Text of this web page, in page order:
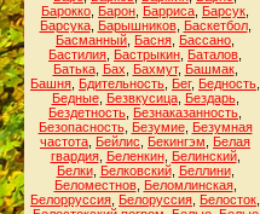
Барокко Барон Барриса Барсук
Барсука, Барышников, Баскетбол,
Басманный Басня Бассано
Бастилия Бастрыкин Баталов
Батька, Бах Бахмут, Башмак,
Башня Бдительность Бег, Бедность
Бедные, Безвкусица, Бездарь,
Бездетность Безнаказанность
Безопасность, Безумие, Безумная
частота Бейлис Бекингэм
Белая
гвардия, Беленкин, Белинский,
Белки, Белковский, Беллини,
Беломестнов, Беломлинская,
Белорруссия Белоруссия Белосток